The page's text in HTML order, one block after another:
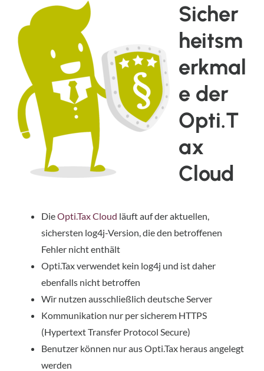
Sicher
heitsm
erkmal
e der
Opti.T
ax
Cloud
DieOpti.Tax Cloud läuft auf der aktuellen,
sichersten log4j-Version, die den betroffenen
Fehler nicht enthält
Opti.Tax verwendet kein log4j und ist daher
ebenfalls nicht betroffen
Wir nutzen ausschließlich deutsche Server
Kommunikation nur per sicherem HTTPS
(Hypertext Transfer Protocol Secure)
Benutzer können nur aus Opti.Tax heraus angelegt
werden